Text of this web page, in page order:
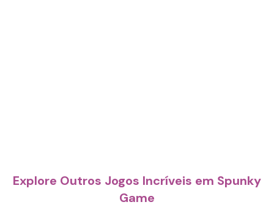
Explore Outros Jogos Incríveis em Spunky
Game